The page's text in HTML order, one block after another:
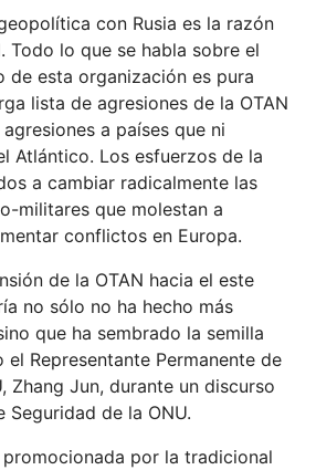
con Rusia es la razón
Todo lo que se habla sobre el
de esta organización es pura
lista de agresiones de la OTAN
a países que ni
Atlántico. Los esfuerzos de la
a cambiar radicalmente las
militares que molestan a
conflictos en Europa.
de la OTAN hacia el este
no sólo no ha hecho más
que ha sembrado la semilla
Representante Permanente de
Zhang Jun, durante un discurso
Seguridad de la ONU.
por la tradicional